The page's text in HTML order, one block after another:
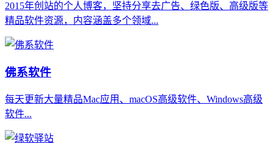
2015年创站的个人博客，坚持分享去广告、绿色版、高级版等
精品软件资源，内容涵盖多个领域...
佛系软件
每天更新大量精品Mac应用、macOS高级软件、Windows高级
软件...